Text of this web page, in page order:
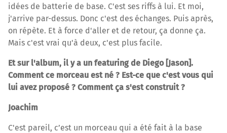
idées de batterie de base. C'est ses riffs à lui. Et moi,
j'arrive par-dessus. Donc c'est des échanges. Puis après,
on répète. Et à force d'aller et de retour, ça donne ça.
Mais c'est vrai qu'à deux, c'est plus facile.
Et sur l'album, il y a un featuring de Diego [Jason].
Comment ce morceau est né ? Est-ce que c'est vous qui
lui avez proposé ? Comment ça s'est construit ?
Joachim
C'est pareil, c’est un morceau qui a été fait à la base